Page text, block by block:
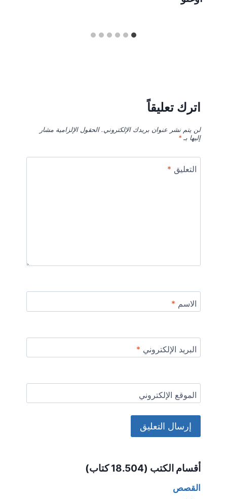
اترك تعليقاً
لن يتم نشر عنوان بريدك الإلكتروني. الحقول الإلزامية مشار
إليها بـ*
التعليق *
الاسم *
البريد الإلكتروني *
الموقع الإلكتروني
أقسام الكتب (18.504 كتاب)
القصص